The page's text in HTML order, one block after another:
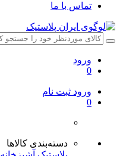
تماس با ما
ورود
0
ورود ثبت نام
0
دسته‌بندی کالاها